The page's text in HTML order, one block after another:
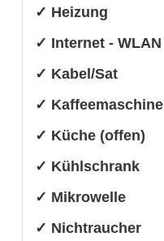
✓ Heizung
✓ Internet - WLAN
✓ Kabel/Sat
✓ Kaffeemaschine
✓ Küche (offen)
✓ Kühlschrank
✓ Mikrowelle
✓ Nichtraucher